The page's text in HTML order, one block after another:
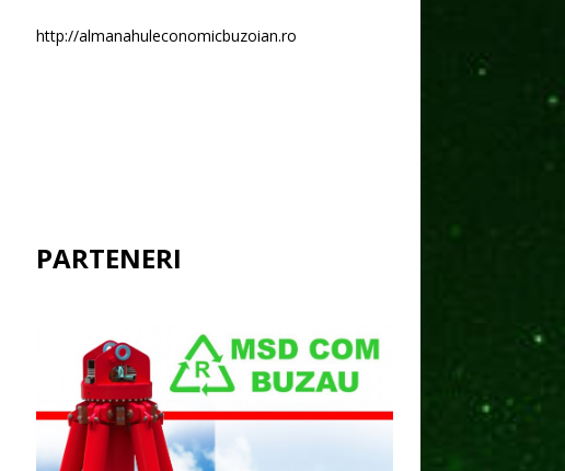
http://almanahuleconomicbuzoian.ro
PARTENERI